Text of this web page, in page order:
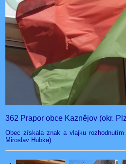
362 Prapor obce Kaznějov (okr.
Obec získala znak a vlajku
Miroslav Hubka)